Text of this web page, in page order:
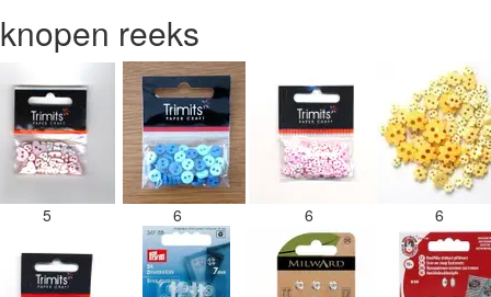
knopen reeks
5 6 6 6